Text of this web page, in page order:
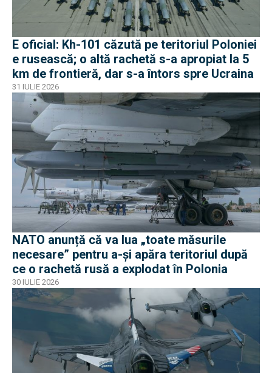
E oficial: Kh-101 căzută pe teritoriul Poloniei
e rusească; o altă rachetă s-a apropiat la 5
km de frontieră, dar s-a întors spre Ucraina
31 IULIE 2026
NATO anunță că va lua „toate măsurile
necesare” pentru a-și apăra teritoriul după
ce o rachetă rusă a explodat în Polonia
30 IULIE 2026